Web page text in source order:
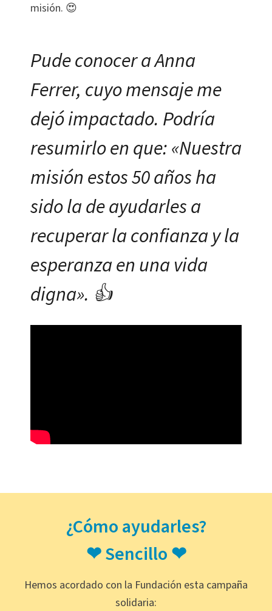
misión. 😍
Pude conocer a Anna
Ferrer, cuyo mensaje me
dejó impactado. Podría
resumirlo en que: «Nuestra
misión estos 50 años ha
sido la de ayudarles a
recuperar la confianza y la
esperanza en una vida
digna». 👍
¿Cómo ayudarles?
❤ Sencillo ❤
Hemos acordado con la Fundación esta campaña
solidaria: